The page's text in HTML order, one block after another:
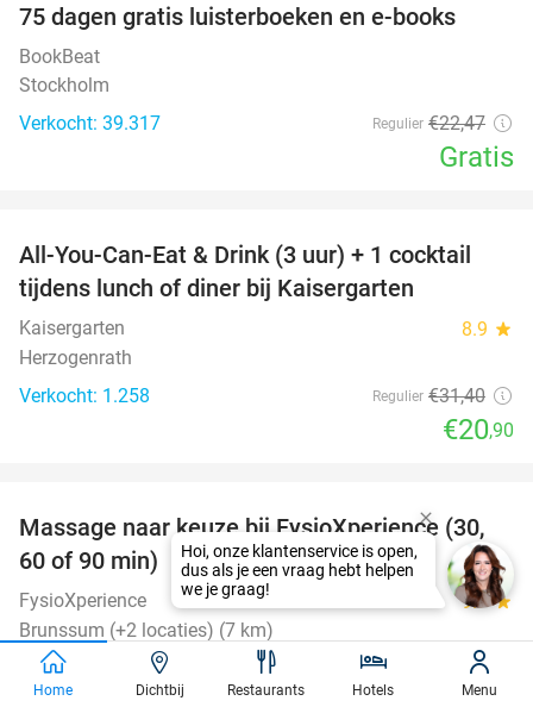
75 dagen gratis luisterboeken en e-books
BookBeat
Stockholm
Verkocht: 39.317
Regulier €22,47
Gratis
33%
All-You-Can-Eat & Drink (3 uur) + 1 cocktail
tijdens lunch of diner bij Kaisergarten
Kaisergarten 8.9 star
Herzogenrath
Verkocht: 1.258
Regulier €31,40
€20,90
44%
Massage naar keuze bij FysioXperience (30,
60 of 90 min)
FysioXperience 9.7star
Brunssum (+2 locaties) (7 km)
Verkocht: 326
Regulier ,75
Home Dichtbij Restaurants Hotels Menu